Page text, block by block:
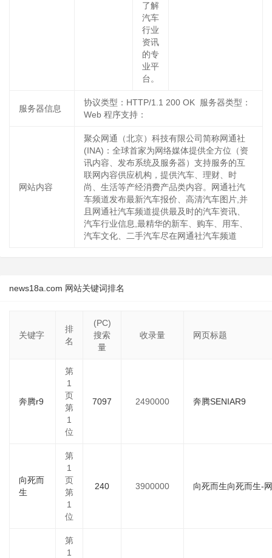
了解
汽车
行业
资讯
的专
业平
台。
服务器信息
协议类型：HTTP/1.1 200 OK 服务器类型：
Web 程序支持：
网站内容
聚众网通（北京）科技有限公司简称网通社
(INA)：全球首家为网络媒体提供全方位（资
讯内容、发布系统及服务器）支持服务的互
联网内容供应机构，提供汽车、理财、时
尚、生活等产经消费产品类内容。网通社汽
车频道发布最新汽车报价、高清汽车图片,并
且网通社汽车频道提供最及时的汽车资讯、
汽车行业信息,最精华的新车、购车、用车、
汽车文化、二手汽车尽在网通社汽车频道
news18a.com 网站关键词排名
关键字
排
名
(PC)
搜索
量
收录量 网页标题
奔腾r9
第
1
页
第
1
位
7097 2490000 奔腾SENIAR9
向死而
生
第
1
页
第
1
位
240 3900000 向死而生向死而生-
第
1